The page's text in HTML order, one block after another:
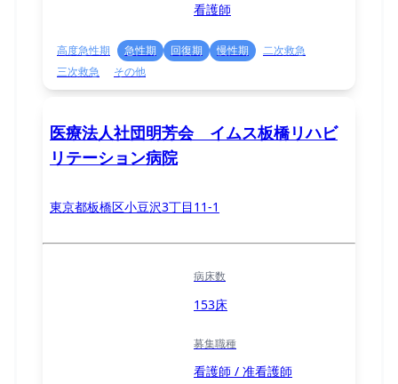
看護師
高度急性期 急性期 回復期 慢性期
二次救急
三次救急
その他
医療法人社団明芳会 イムス板橋リハビ
リテーション病院
東京都板橋区小豆沢3丁目11-1
病床数
153床
募集職種
看護師 / 准看護師